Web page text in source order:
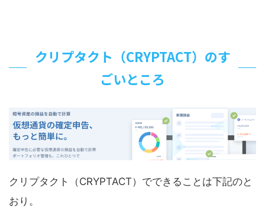
クリプタクト（CRYPTACT）のす
ごいところ
クリプタクト（CRYPTACT）でできることは下記のと
おり。